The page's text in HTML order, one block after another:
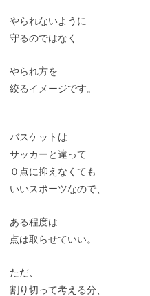
やられないように
守るのではなく
やられ方を
絞るイメージです。
バスケットは
サッカーと違って
０点に抑えなくても
いいスポーツなので、
ある程度は
点は取らせていい。
ただ、
割り切って考える分、